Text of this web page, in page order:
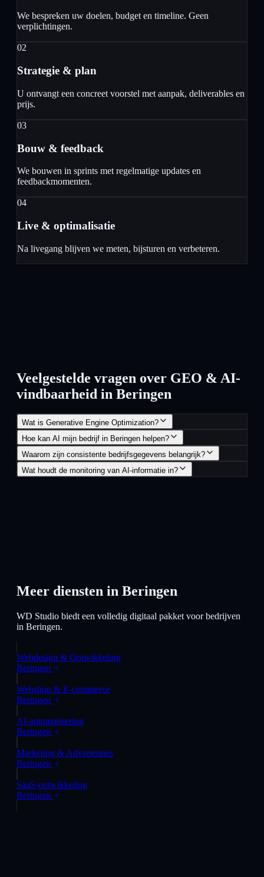
We bespreken uw doelen, budget en timeline. Geen
verplichtingen.
02
Strategie & plan
U ontvangt een concreet voorstel met aanpak, deliverables en
prijs.
03
Bouw & feedback
We bouwen in sprints met regelmatige updates en
feedbackmomenten.
04
Live & optimalisatie
Na livegang blijven we meten, bijsturen en verbeteren.
Veelgestelde vragen over GEO & AI-
vindbaarheid in Beringen
Wat is Generative Engine Optimization?
Hoe kan AI mijn bedrijf in Beringen helpen?
Waarom zijn consistente bedrijfsgegevens belangrijk?
Wat houdt de monitoring van AI-informatie in?
Meer diensten in Beringen
WD Studio biedt een volledig digitaal pakket voor bedrijven
in Beringen.
Webdesign & Ontwikkeling
Beringen
Webshop & E-commerce
Beringen
AI-automatisering
Beringen
Marketing & Advertenties
Beringen
SaaS-ontwikkeling
Beringen